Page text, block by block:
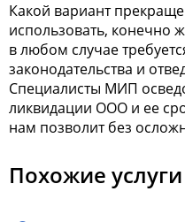
Какой вариант
использовать, конечно
в любом случае
законодательства и
Специалисты МИП
ликвидации ООО и ее
нам позволит без
Похожие